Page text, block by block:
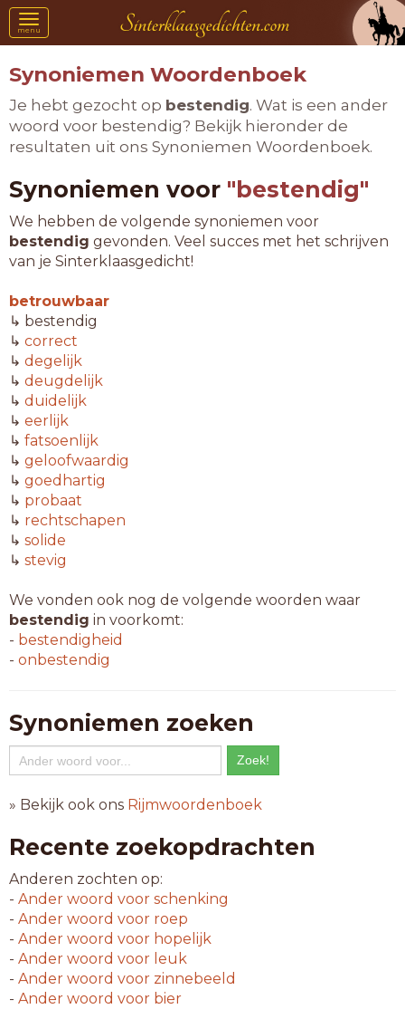
Toggle
navigation
menu
Synoniemen Woordenboek
Je hebt gezocht op bestendig. Wat is een ander
woord voor bestendig? Bekijk hieronder de
resultaten uit ons Synoniemen Woordenboek.
Synoniemen voor "bestendig"
We hebben de volgende synoniemen voor
bestendig gevonden. Veel succes met het schrijven
van je Sinterklaasgedicht!
betrouwbaar
↳ bestendig
↳ correct
↳ degelijk
↳ deugdelijk
↳ duidelijk
↳ eerlijk
↳ fatsoenlijk
↳ geloofwaardig
↳ goedhartig
↳ probaat
↳ rechtschapen
↳ solide
↳ stevig
We vonden ook nog de volgende woorden waar
bestendig in voorkomt:
- bestendigheid
- onbestendig
Synoniemen zoeken
» Bekijk ook ons Rijmwoordenboek
Recente zoekopdrachten
Anderen zochten op:
- Ander woord voor schenking
- Ander woord voor roep
- Ander woord voor hopelijk
- Ander woord voor leuk
- Ander woord voor zinnebeeld
- Ander woord voor bier